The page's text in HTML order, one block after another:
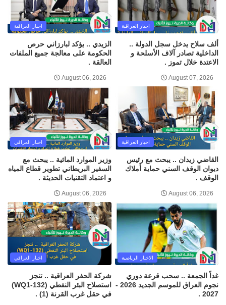
اخبار العراقية
ألف سلاح يدخل سجل الدولة ..
الداخلية تصادر آلاف الأسلحة و
الاعتدة خلال تموز .
August 07, 2026
اخبار العراقية
الزيدي .. يؤكد لبارزاني حرص
الحكومة على معالجة جميع الملفات
العالقة .
August 06, 2026
اخبار العراقية
القاضي زيدان .. يبحث مع رئيس
ديوان الوقف السني حماية أملاك
الوقف .
August 06, 2026
اخبار العراقي
وزير الموارد المائية .. يبحث مع
السفير البريطاني تطوير قطاع المياه
و اعتماد التقنيات الحديثة .
August 06, 2026
الاخبار الرياضية
غداً الجمعة .. سحب قرعة دوري
نجوم العراق للموسم الجديد 2026 -
2027 .
اخبار العراقي
شركة الحفر العراقية .. تنجز
استصلاح البئر النفطي (WQ1-132)
في حقل غرب القرنة (1) .